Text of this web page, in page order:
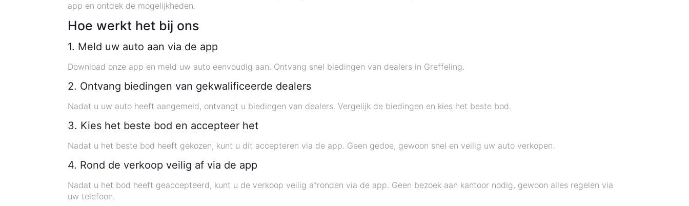
app en ontdek de mogelijkheden.
Hoe werkt het bij ons
1. Meld uw auto aan via de app
Download onze app en meld uw auto eenvoudig aan. Ontvang snel biedingen van dealers in Greffeling.
2. Ontvang biedingen van gekwalificeerde dealers
Nadat u uw auto heeft aangemeld, ontvangt u biedingen van dealers. Vergelijk de biedingen en kies het beste bod.
3. Kies het beste bod en accepteer het
Nadat u het beste bod heeft gekozen, kunt u dit accepteren via de app. Geen gedoe, gewoon snel en veilig uw auto verkopen.
4. Rond de verkoop veilig af via de app
Nadat u het bod heeft geaccepteerd, kunt u de verkoop veilig afronden via de app. Geen bezoek aan kantoor nodig, gewoon alles regelen via
uw telefoon.